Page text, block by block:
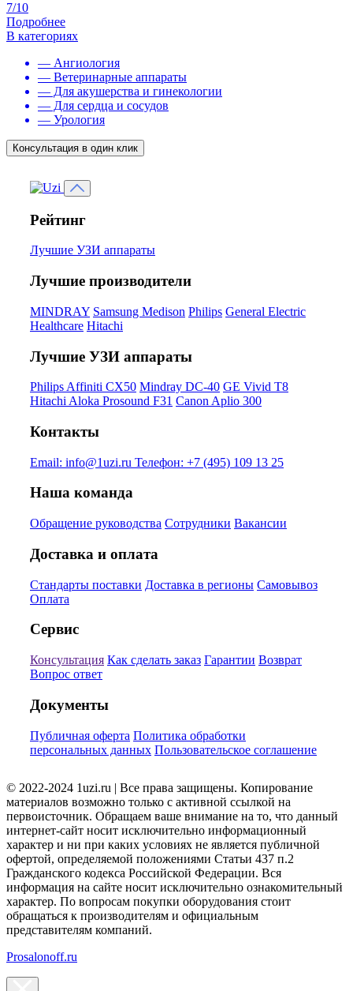
7/10
Подробнее
В категориях
— Ангиология
— Ветеринарные аппараты
— Для акушерства и гинекологии
— Для сердца и сосудов
— Урология
Консультация в один клик
Рейтинг
Лучшие УЗИ аппараты
Лучшие производители
MINDRAY Samsung Medison Philips General Electric
Healthcare Hitachi
Лучшие УЗИ аппараты
Philips Affiniti CX50 Mindray DC-40 GE Vivid T8
Hitachi Aloka Prosound F31 Canon Aplio 300
Контакты
Email: info@1uzi.ru Телефон: +7 (495) 109 13 25
Наша команда
Обращение руководства Сотрудники Вакансии
Доставка и оплата
Стандарты поставки Доставка в регионы Самовывоз
Оплата
Сервис
Консультация Как сделать заказ Гарантии Возврат
Вопрос ответ
Документы
Публичная оферта Политика обработки
персональных данных Пользовательское соглашение
© 2022-2024 1uzi.ru | Все права защищены. Копирование
материалов возможно только с активной ссылкой на
первоисточник. Обращаем ваше внимание на то, что данный
интернет-сайт носит исключительно информационный
характер и ни при каких условиях не является публичной
офертой, определяемой положениями Статьи 437 п.2
Гражданского кодекса Российской Федерации. Вся
информация на сайте носит исключительно ознакомительный
характер. По вопросам покупки оборудования стоит
обращаться к производителям и официальным
представителям компаний.
Prosalonoff.ru